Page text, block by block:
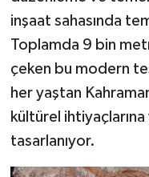
inşaat sahasında
Toplamda 9 bin
çeken bu modern
her yaştan
kültürel
tasarlanıyor.